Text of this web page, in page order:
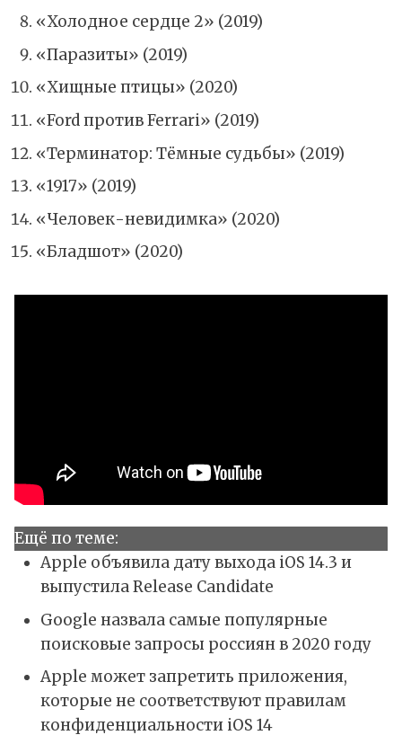
«Холодное сердце 2» (2019)
«Паразиты» (2019)
«Хищные птицы» (2020)
«Ford против Ferrari» (2019)
«Терминатор: Тёмные судьбы» (2019)
«1917» (2019)
«Человек-невидимка» (2020)
«Бладшот» (2020)
Ещё по теме:
Apple объявила дату выхода iOS 14.3 и
выпустила Release Candidate
Google назвала самые популярные
поисковые запросы россиян в 2020 году
Apple может запретить приложения,
которые не соответствуют правилам
конфиденциальности iOS 14